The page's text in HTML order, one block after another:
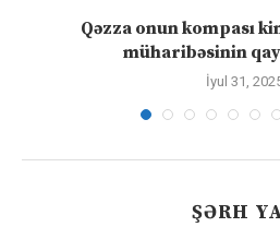
Qəzza onun kompası
müharibəsinin
İyul 31,
ŞƏRH